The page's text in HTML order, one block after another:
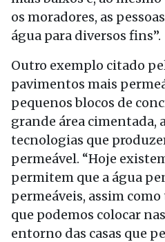
os moradores, as
água para diversos fins”.
Outro exemplo citado
pavimentos mais
pequenos blocos de
grande área cimentada,
tecnologias que
permeável. “Hoje
permitem que a água
permeáveis, assim
que podemos colocar
entorno das casas que